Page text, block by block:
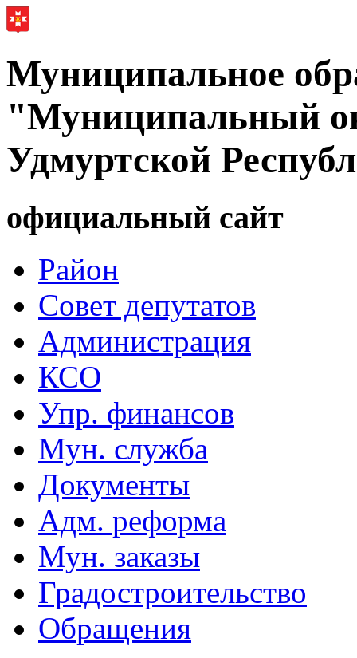
Муниципальное
"Муниципальный
Удмуртской
официальный сайт
Район
Совет депутатов
Администрация
КСО
Упр. финансов
Мун. служба
Документы
Адм. реформа
Мун. заказы
Градостроительство
Обращения